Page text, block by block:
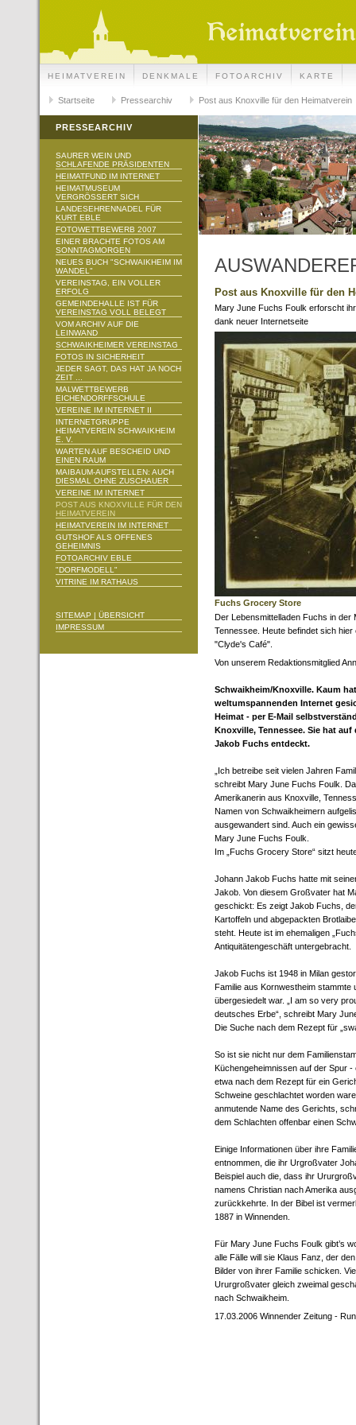
HEIMATVEREIN DENKMALE FOTOARCHIV KARTE
Startseite Pressearchiv Post aus Knoxville für den Heimatverein
PRESSEARCHIV
SAURER WEIN UND
SCHLAFENDE PRÄSIDENTEN
HEIMATFUND IM INTERNET
HEIMATMUSEUM
VERGRÖSSERT SICH
LANDESEHRENNADEL FÜR
KURT EBLE
FOTOWETTBEWERB 2007
EINER BRACHTE FOTOS AM
SONNTAGMORGEN
NEUES BUCH "SCHWAIKHEIM IM
WANDEL"
VEREINSTAG, EIN VOLLER
ERFOLG
GEMEINDEHALLE IST FÜR
VEREINSTAG VOLL BELEGT
VOM ARCHIV AUF DIE
LEINWAND
SCHWAIKHEIMER VEREINSTAG
FOTOS IN SICHERHEIT
JEDER SAGT, DAS HAT JA NOCH
ZEIT ...
MALWETTBEWERB
EICHENDORFFSCHULE
VEREINE IM INTERNET II
INTERNETGRUPPE
HEIMATVEREIN SCHWAIKHEIM
E. V.
WARTEN AUF BESCHEID UND
EINEN RAUM
MAIBAUM-AUFSTELLEN: AUCH
DIESMAL OHNE ZUSCHAUER
VEREINE IM INTERNET
POST AUS KNOXVILLE FÜR DEN
HEIMATVEREIN
HEIMATVEREIN IM INTERNET
GUTSHOF ALS OFFENES
GEHEIMNIS
FOTOARCHIV EBLE
"DORFMODELL"
VITRINE IM RATHAUS
SITEMAP | ÜBERSICHT
IMPRESSUM
Post aus Knoxville für den
Mary June Fuchs Foulk erforscht
dank neuer Internetseite
Fuchs Grocery Store
Der Lebensmittelladen Fuchs in der
Tennessee. Heute befindet sich
"Clyde's Café".
Von unserem Redaktionsmitglied
Schwaikheim/Knoxville. Kaum
weltumspannenden Internet
Heimat - per E-Mail
Knoxville, Tennessee. Sie hat
Jakob Fuchs entdeckt.
„Ich betreibe seit vielen Jahren
schreibt Mary June Fuchs Foulk.
Amerikanerin aus Knoxville,
Namen von Schwaikheimern
ausgewandert sind. Auch ein
Mary June Fuchs Foulk.
Im „Fuchs Grocery Store“ sitzt
Johann Jakob Fuchs hatte mit
Jakob. Von diesem Großvater hat
geschickt: Es zeigt Jakob Fuchs,
Kartoffeln und abgepackten
steht. Heute ist im ehemaligen
Antiquitätengeschäft untergebracht.
Jakob Fuchs ist 1948 in Milan
Familie aus Kornwestheim
übergesiedelt war. „I am so very
deutsches Erbe“, schreibt Mary
Die Suche nach dem Rezept für
So ist sie nicht nur dem
Küchengeheimnissen auf der Spur
etwa nach dem Rezept für ein
Schweine geschlachtet worden
anmutende Name des Gerichts,
dem Schlachten offenbar einen
Einige Informationen über ihre
entnommen, die ihr Urgroßvater
Beispiel auch die, dass ihr
namens Christian nach Amerika
zurückkehrte. In der Bibel ist
1887 in Winnenden.
Für Mary June Fuchs Foulk gibt’s
alle Fälle will sie Klaus Fanz, der
Bilder von ihrer Familie schicken.
Ururgroßvater gleich zweimal
nach Schwaikheim.
17.03.2006 Winnender Zeitung -